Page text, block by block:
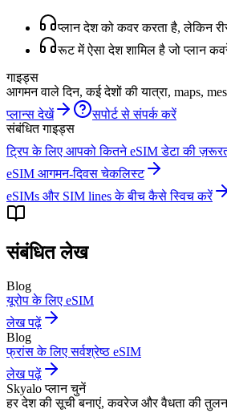
प्लान देश को कवर करता है, लेकिन
रूट में ऐसा देश शामिल है जो प्लान
गाइड्स
आगमन वाले दिन, कई देशों की यात्रा, maps,
प्लान्स देखें
सपोर्ट से संपर्क करें
संबंधित गाइड्स
ट्रिप के लिए आपको कितने eSIM डेटा की
eSIM आगमन-दिवस चेकलिस्ट
eSIMs और SIM lines के बीच कैसे स्विच करें
संबंधित लेख
Blog
यूरोप के लिए eSIM
लेख पढ़ें
Blog
फ्रांस के लिए सर्वश्रेष्ठ eSIM
लेख पढ़ें
Skyalo प्लान चुनें
हर देश की सूची बनाएं, कवरेज और वैधता की तुलना